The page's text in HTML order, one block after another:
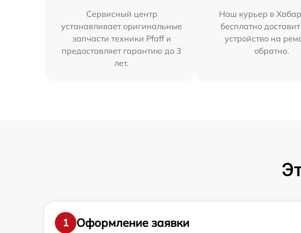
Сервисный центр
устанавливает оригинальные
запчасти техники Pfaff и
предоставляет гарантию до 3
лет.
Наш курьер в
бесплатно
устройство на
обратно.
1
Оформление заявки